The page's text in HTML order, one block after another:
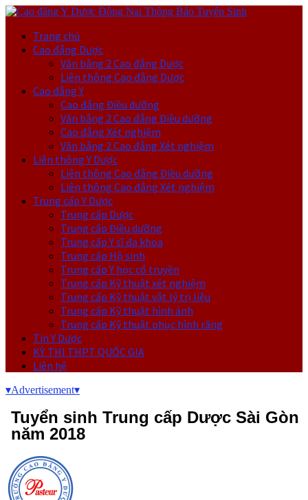
Trang chủ
Cao đẳng Dược
Văn bằng 2 Cao đẳng Dược
Liên thông Cao đẳng Dược
Cao đẳng Y
Cao đẳng Điều dưỡng
Văn bằng 2 Cao đẳng Điều dưỡng
Cao đẳng Xét nghiệm
Văn bằng 2 Cao đẳng Xét nghiệm
Liên thông Y Dược
Liên thông Cao đẳng Điều dưỡng
Liên thông Cao đẳng Xét nghiệm
Trung cấp Y Dược
Trung cấp Dược
Trung cấp Điều dưỡng
Trung cấp Y sĩ đa khoa
Trung cấp Hộ sinh
Trung cấp Y học cổ truyền
Trung cấp Kỹ thuật xét nghiệm
Trung cấp Kỹ thuật vật lý trị liệu
Trung cấp Kỹ thuật hình ảnh
Trung cấp Kỹ thuật phục hình răng
Tin Y Dược
KỲ THI THPT QUỐC GIA
Liên hệ
▾Advertisement▾
Tuyển sinh Trung cấp Dược Sài Gòn
năm 2018